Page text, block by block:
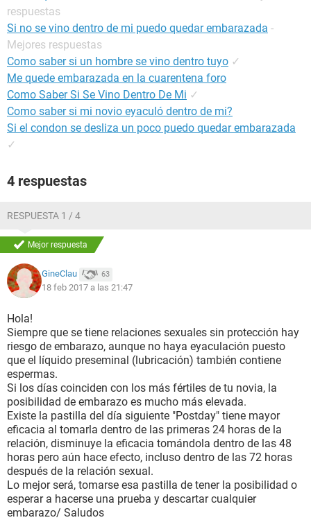
respuestas
Si no se vino dentro de mi puedo quedar embarazada -
Mejores respuestas
Como saber si un hombre se vino dentro tuyo ✓
Me quede embarazada en la cuarentena foro
Como Saber Si Se Vino Dentro De Mi ✓
Como saber si mi novio eyaculó dentro de mi?
Si el condon se desliza un poco puedo quedar embarazada
✓
4 respuestas
RESPUESTA 1 / 4
Mejor respuesta
GineClau 63
18 feb 2017 a las 21:47
Hola!
Siempre que se tiene relaciones sexuales sin protección hay
riesgo de embarazo, aunque no haya eyaculación puesto
que el líquido preseminal (lubricación) también contiene
espermas.
Si los días coinciden con los más fértiles de tu novia, la
posibilidad de embarazo es mucho más elevada.
Existe la pastilla del día siguiente "Postday" tiene mayor
eficacia al tomarla dentro de las primeras 24 horas de la
relación, disminuye la eficacia tomándola dentro de las 48
horas pero aún hace efecto, incluso dentro de las 72 horas
después de la relación sexual.
Lo mejor será, tomarse esa pastilla de tener la posibilidad o
esperar a hacerse una prueba y descartar cualquier
embarazo/ Saludos